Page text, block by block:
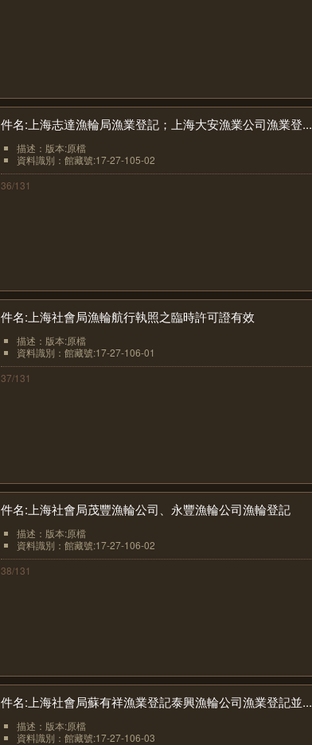
件名:上海志達漁輪局漁業登記；上海大安漁業公司漁業登...
描述：版本:原檔
資料識別：館藏號:17-27-105-02
36/131
件名:上海社會局漁輪航行執照之臨時許可證有效
描述：版本:原檔
資料識別：館藏號:17-27-106-01
37/131
件名:上海社會局茂豐漁輪公司、永豐漁輪公司漁輪登記
描述：版本:原檔
資料識別：館藏號:17-27-106-02
38/131
件名:上海社會局蘇有祥漁業登記泰興漁輪公司漁業登記並...
描述：版本:原檔
資料識別：館藏號:17-27-106-03